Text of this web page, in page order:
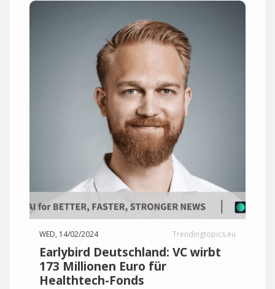
WED, 14/02/2024 Trendingtopics.eu
Earlybird Deutschland: VC wirbt
173 Millionen Euro für
Healthtech-Fonds